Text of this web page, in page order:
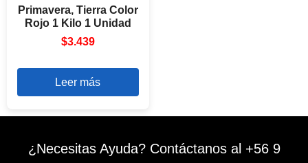
Primavera, Tierra Color
Rojo 1 Kilo 1 Unidad
$3.439
Leer más
¿Necesitas Ayuda? Contáctanos al +56 9